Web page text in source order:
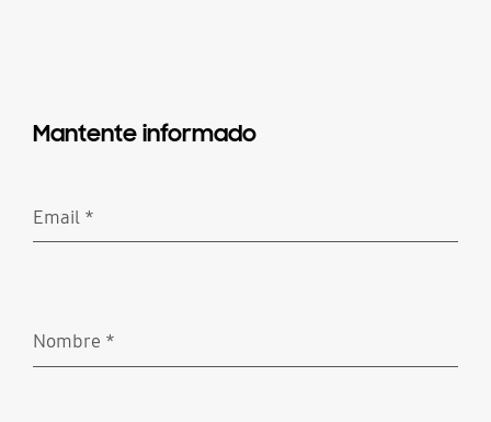
Mantente informado
Email *
Nombre *